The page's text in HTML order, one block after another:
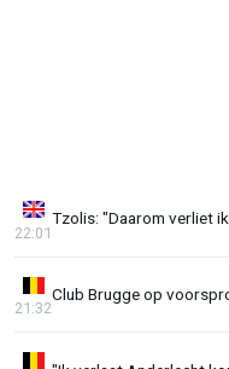
Tzolis: "Daarom verliet
22:01
Club Brugge op
21:32